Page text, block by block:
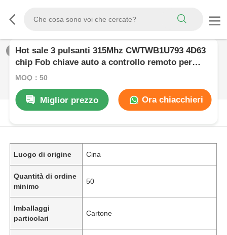
/0
Hot sale 3 pulsanti 315Mhz CWTWB1U793 4D63
chip Fob chiave auto a controllo remoto per
Ford Edge Focus Fusion Escape Expedition Flex
MOQ：50
Miglior prezzo
Ora chiacchieri
DESCRIZIONE DI PRODOTTO
Luogo di origine Cina
Quantità di ordine
minimo
50
Imballaggi
particolari
Cartone